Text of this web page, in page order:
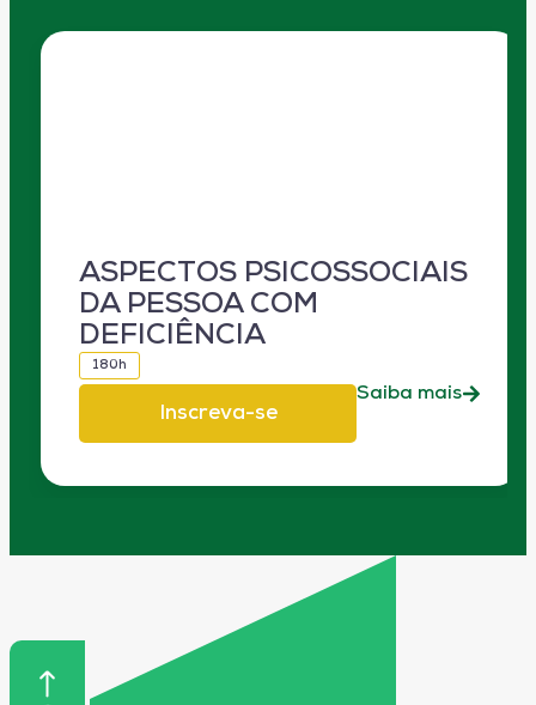
ASPECTOS PSICOSSOCIAIS
DA PESSOA COM
DEFICIÊNCIA
180h
Inscreva-se
Saiba mais